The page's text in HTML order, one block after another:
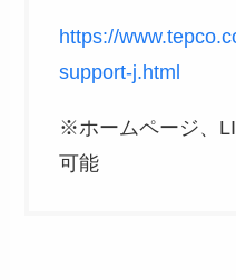
https://
support-j.html
※ホームページ、
可能